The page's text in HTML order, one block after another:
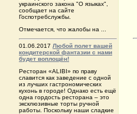
украинского закона "О языках",
сообщает на сайте
Госпотребслужбы.
Отмечается, что жалобы на ...
01.06.2017 Любой полет вашей
кондитерской фантазии с нами
будет воплощён!
Ресторан «ALIBI» по праву
славится как заведение с одной
из лучших гастрономических
кухонь в городе! Однако есть ещё
одна гордость ресторана – это
эксклюзивные торты ручной
работы. Поскольку наши сладкие